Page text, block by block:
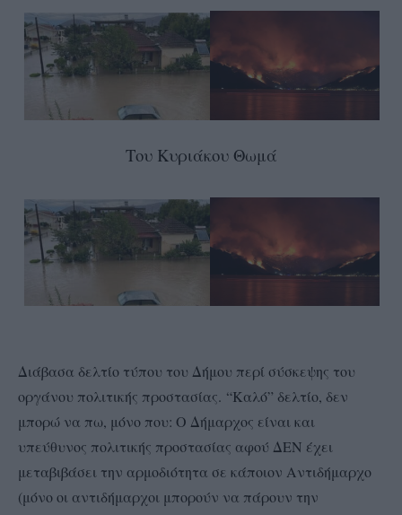
Του Κυριάκου Θωμά
Διάβασα δελτίο τύπου του Δήμου περί σύσκεψης του
οργάνου πολιτικής προστασίας. “Καλό” δελτίο, δεν
μπορώ να πω, μόνο που: Ο Δήμαρχος είναι και
υπεύθυνος πολιτικής προστασίας αφού ΔΕΝ έχει
μεταβιβάσει την αρμοδιότητα σε κάποιον Αντιδήμαρχο
(μόνο οι αντιδήμαρχοι μπορούν να πάρουν την